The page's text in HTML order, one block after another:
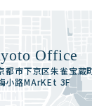
Office
都市下京区朱雀宝蔵
小路MArKEt 3F